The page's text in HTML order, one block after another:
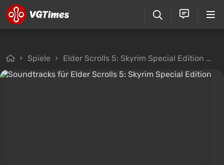
Spiele Elder Scrolls 5: Skyrim Special Edition